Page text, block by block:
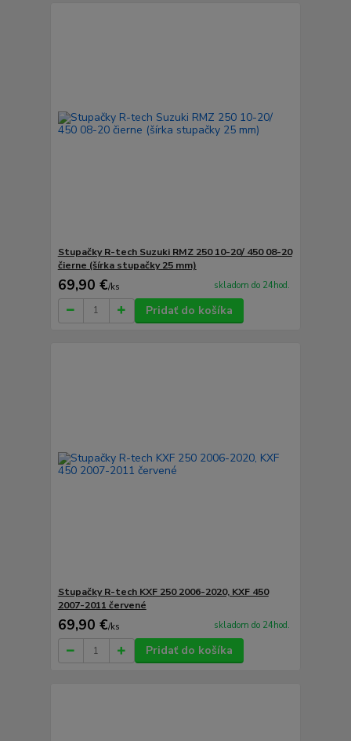
Stupačky R-tech Suzuki RMZ 250 10-20/ 450 08-20
čierne (šírka stupačky 25 mm)
69,90 €/ks skladom do 24hod.
Pridať do košíka
Stupačky R-tech KXF 250 2006-2020, KXF 450
2007-2011 červené
69,90 €/ks skladom do 24hod.
Pridať do košíka